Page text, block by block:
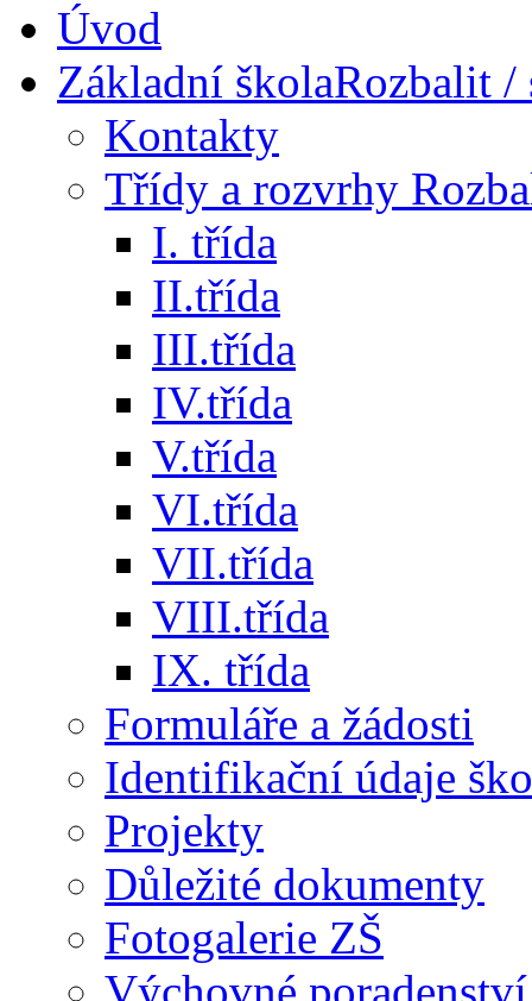
Úvod
Základní školaRozbalit /
Kontakty
Třídy a rozvrhy
I. třída
II.třída
III.třída
IV.třída
V.třída
VI.třída
VII.třída
VIII.třída
IX. třída
Formuláře a žádosti
Identifikační údaje
Projekty
Důležité dokumenty
Fotogalerie ZŠ
Výchovné poradenství